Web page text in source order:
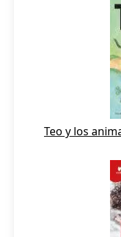
Teo y los